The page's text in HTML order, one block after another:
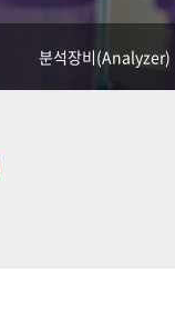
분석장비(Analyzer)